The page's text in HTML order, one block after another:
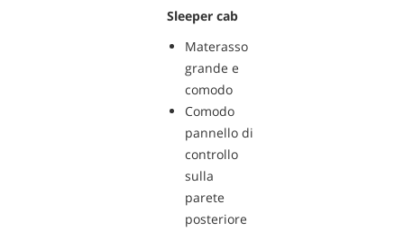
Sleeper cab
Materasso
grande e
comodo
Comodo
pannello di
controllo
sulla
parete
posteriore